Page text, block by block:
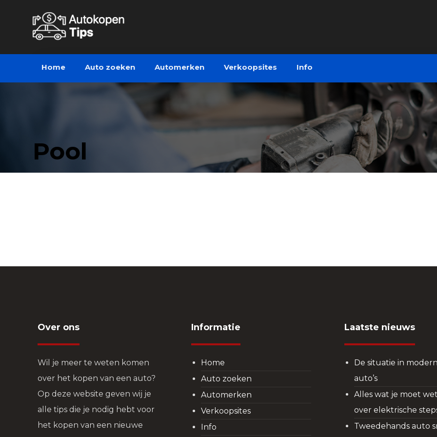
Home Auto zoeken Automerken Verkoopsites Info
Pool
Over ons
Wil je meer te weten komen
over het kopen van een auto?
Op deze website geven wij je
alle tips die je nodig hebt voor
het kopen van een nieuwe
Informatie
Home
Auto zoeken
Automerken
Verkoopsites
Info
Laatste nieuws
De situatie in
auto’s
Alles wat je moet
over elektrische
Tweedehands auto